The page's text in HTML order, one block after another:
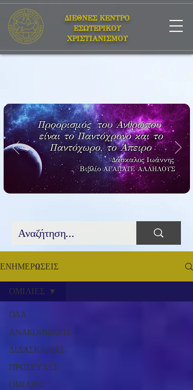
ΔΙΕΘΝΕΣ ΚΕΝΤΡΟ
ΕΣΩΤΕΡΙΚΟΥ
ΧΡΙΣΤΙΑΝΙΣΜΟΥ
Προορισμός του Ανθρώπου
είναι το Παντόχρονο και το
Παντόχωρο, το Άπειρο
Δάσκαλος Ιωάννης
ΒιβλίοΑΓΑΠΑΤΕ ΑΛΛΗΛΟΥΣ
ΕΝΗΜΕΡΩΣΕΙΣ
ΟΛΑ
ΑΝΑΚΟΙΝΩΣΕΙΣ
ΔΙΔΑΣΚΑΛΙΕΣ
ΠΡΟΣΕΥΧΕΣ
ΟΜΙΛΙΕΣ
ΟΜΙΛΙΕΣ